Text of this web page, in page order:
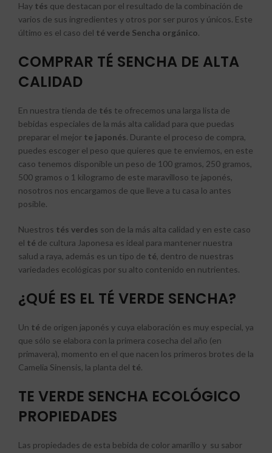
Hay tés que destacan por el resultado de la combinación de
varios de sus ingredientes y otros por ser puros y únicos. Este
último es el caso del té verde Sencha orgánico.
COMPRAR TÉ SENCHA DE ALTA
CALIDAD
En nuestra tienda de tés te ofrecemos una larga lista de
bebidas especiales de la más alta calidad para que puedas
preparar el mejor te japonés. Durante el proceso de compra,
puedes escoger el peso que quieres que te enviemos, en este
caso tenemos disponible un peso de 100 gramos, 250 gramos,
500 gramos o 1 kilogramo de este maravilloso te japonés,
nosotros nos encargamos de que lleve a tu casa lo antes
posible.
Nuestros tés verdes son de la más alta calidad y en este caso
el té de cultura Japonesa es ideal para mantener nuestra
salud a raya, además es un tipo de té, dentro de nuestras
variedades ecológicas por su alto contenido en nutrientes.
¿QUÉ ES EL TÉ VERDE SENCHA?
Un té de origen japonés y cuya elaboración es muy especial, ya
que sólo se elabora con la primera cosecha del año (en
primavera), momento en el que nacen los primeros brotes de la
Camelia Sinensis, la planta del té.
TE VERDE SENCHA ECOLÓGICO
PROPIEDADES
Las propiedades de esta bebida de color amarillo y su sabor